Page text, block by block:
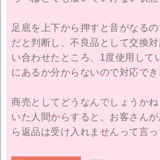
送料は690円ですが、5,400円以上
す。また楽天での購入もできるの
にも人気です。
足底を上下から押すと音がなる
だと判断し、不良品として交換
い合わせたところ、1度使用して
にあるか分からないので対応でき
商売としてどうなんでしょうか
いた人間からすると、お客さん
ら返品は受け入れませんって言